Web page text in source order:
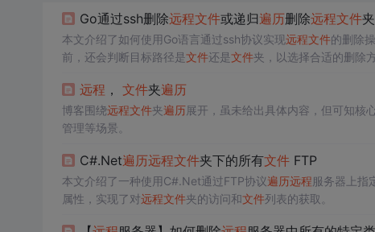
Go通过ssh删除远程文件或递归遍历删除远程文件夹
本文介绍了如何使用Go语言通过ssh协议实现远程文件的删除
前，还会判断目标路径是文件还是文件夹，以选择合适的删除方
远程 ， 文件夹遍历
博客围绕远程文件夹遍历展开，虽未给出具体内容，但可知核
管理等场景。
C#.Net遍历远程文件夹下的所有文件FTP
本文介绍了一种使用C#.Net通过FTP协议遍历远程服务器上指
属性，实现了对远程文件夹的访问和文件列表的获取。